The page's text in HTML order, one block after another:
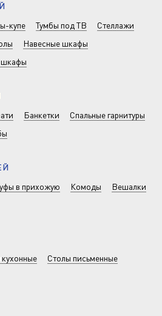
купе Тумбы под ТВ
Стеллажи
Навесные шкафы
шкафы
Банкетки
Спальные гарнитуры
в прихожую Комоды
Вешалки
Столы письменные